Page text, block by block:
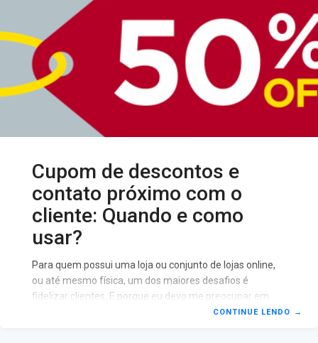
Cupom de descontos e
contato próximo com o
cliente: Quando e como
usar?
Para quem possui uma loja ou conjunto de lojas online,
ou até mesmo física, um dos maiores desafios é
fidelizar clientes. E porque eu devo me preocupar em
fidelizar clientes se meu número de vendas éCONTINUE LENDO →